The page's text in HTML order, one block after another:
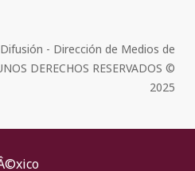
- Dirección de Medios de
DERECHOS RESERVADOS ©
2025